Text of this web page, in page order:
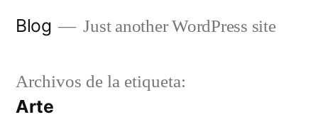
Blog Just another WordPress site
Archivos de la etiqueta:
Arte